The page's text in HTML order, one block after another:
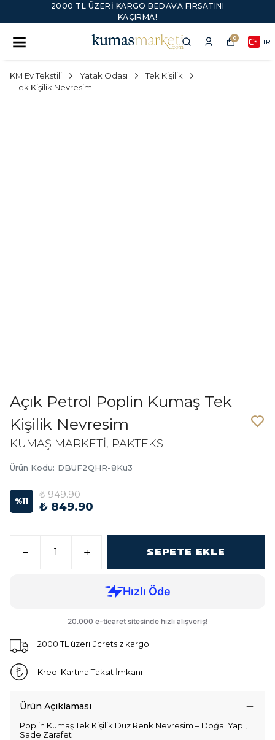
2000 TL ÜZERI KARGO BEDAVA FIRSATINI
KAÇIRMA!
0 TR
KM Ev Tekstili Yatak Odası
Tek Kişilik
Tek Kişilik Nevresim
Açık Petrol Poplin Kumaş Tek
Kişilik Nevresim
KUMAŞ MARKETİ, PAKTEKS
Ürün Kodu: DBUF2QHR-8Ku3
%11
₺ 949.90
₺ 849.90
SEPETE EKLE
2000 TL üzeri ücretsiz kargo
Kredi Kartına Taksit İmkanı
Ürün Açıklaması
Poplin Kumaş Tek Kişilik Düz Renk Nevresim – Doğal Yapı,
Sade Zarafet